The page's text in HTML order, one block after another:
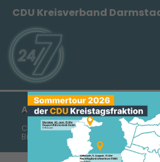
CDU Kreisverband
ABENDSPAZIERGANG 2026
CDU zu Besuch bei Imkerei Schemel
Bickenbach